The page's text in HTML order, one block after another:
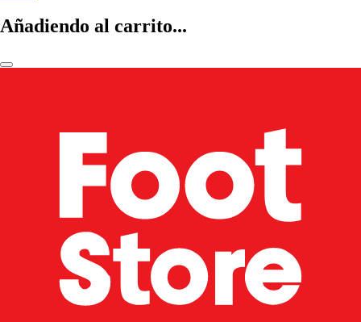
Añadiendo al carrito...